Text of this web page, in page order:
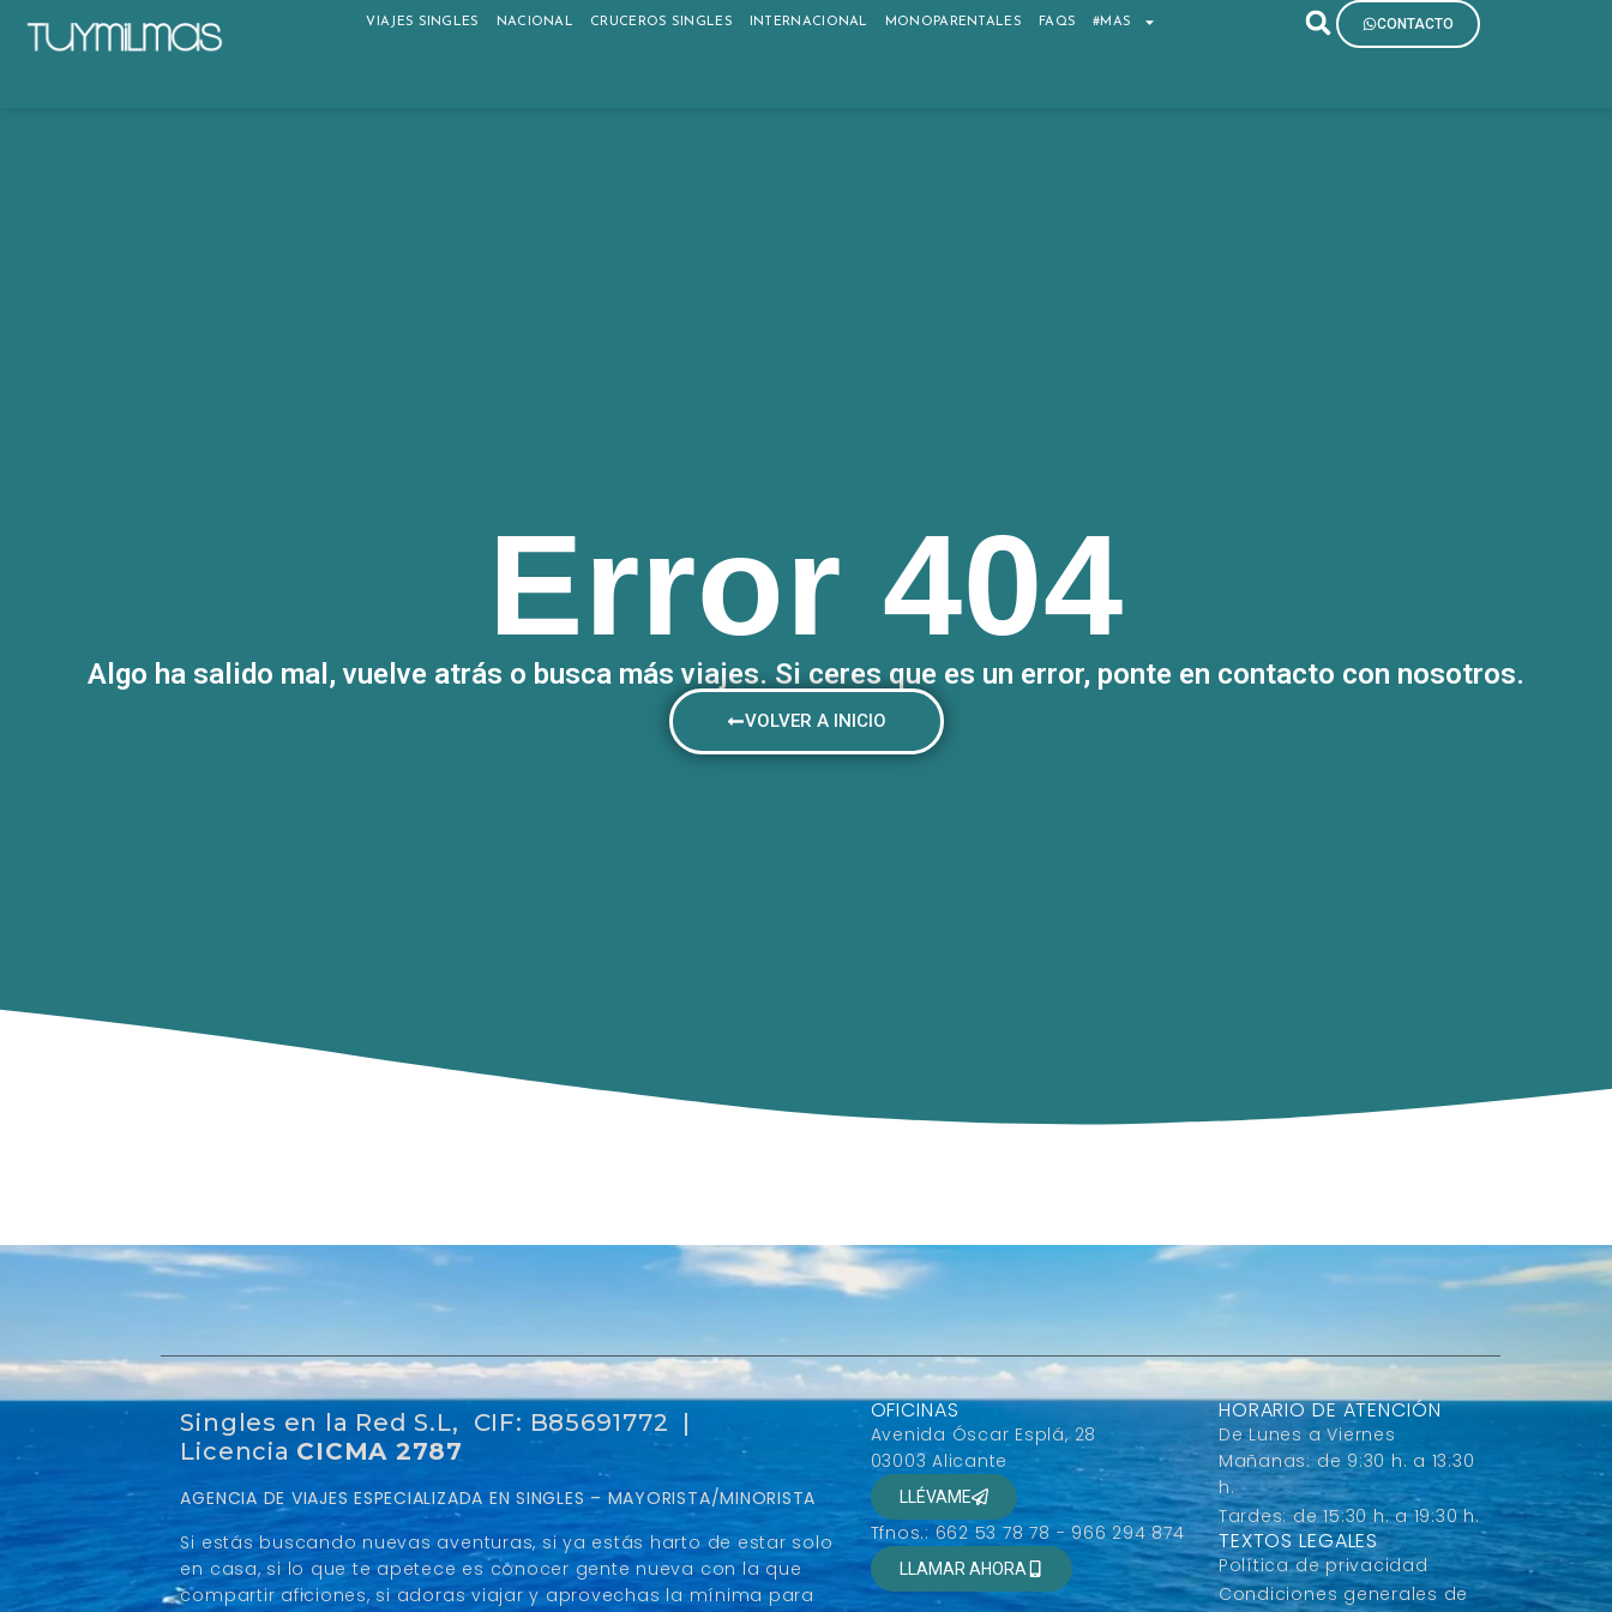
VIAJES SINGLES NACIONAL CRUCEROS SINGLES INTERNACIONAL MONOPARENTALES FAQS #MAS CONTACTO
Error 404
Algo ha salido mal, vuelve atrás o busca más viajes. Si ceres que es un error, ponte en contacto con nosotros.
VOLVER A INICIO
Singles en la Red S.L, CIF: B85691772 |
Licencia CICMA 2787
AGENCIA DE VIAJES ESPECIALIZADA EN SINGLES – MAYORISTA/MINORISTA
Si estás buscando nuevas aventuras, si ya estás harto de estar solo
en casa, si lo que te apetece es conocer gente nueva con la que
compartir aficiones, si adoras viajar y aprovechas la mínima para
OFICINAS
Avenida Óscar Esplá, 28
03003 Alicante
LLÉVAME
Tfnos.: 662 53 78 78 - 966 294 874
LLAMAR AHORA
HORARIO DE ATENCIÓN
De Lunes a Viernes
Mañanas: de 9:30 h. a 13:30
h.
Tardes: de 15:30 h. a 19:30 h.
TEXTOS LEGALES
Política de privacidad
Condiciones generales de